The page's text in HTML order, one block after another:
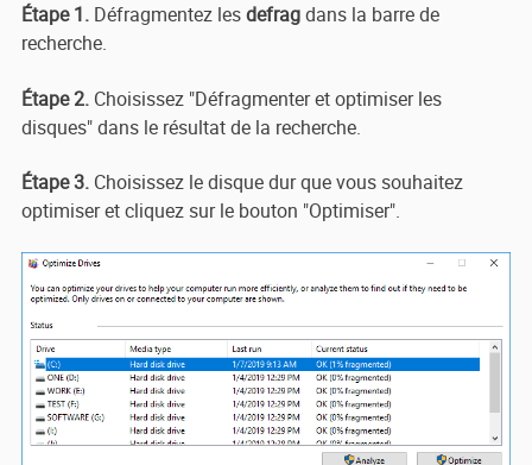
Étape 1. Défragmentez lesdefragdans la barre de
recherche.
Étape 2. Choisissez "Défragmenter et optimiser les
disques" dans le résultat de la recherche.
Étape 3. Choisissez le disque dur que vous souhaitez
optimiser et cliquez sur le bouton "Optimiser".